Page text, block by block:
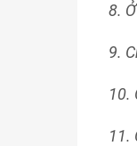
8.
9.
10.
11.